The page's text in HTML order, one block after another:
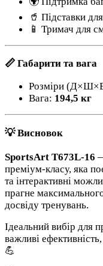
🥤 Підставки
📱 Тримач для
📏 Габарити та вага
Розміри
Вага: 194,5 кг
💡 Висновок
SportsArt T673L-16
преміум-класу, яка
та інтерактивні
прагне
досвіду тренувань.
Ідеальний вибір для
важливі
💪